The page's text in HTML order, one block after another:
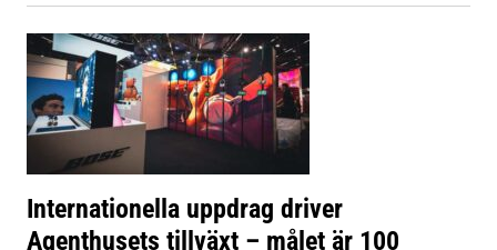
Internationella uppdrag driver
Agenthusets tillväxt – målet är 100